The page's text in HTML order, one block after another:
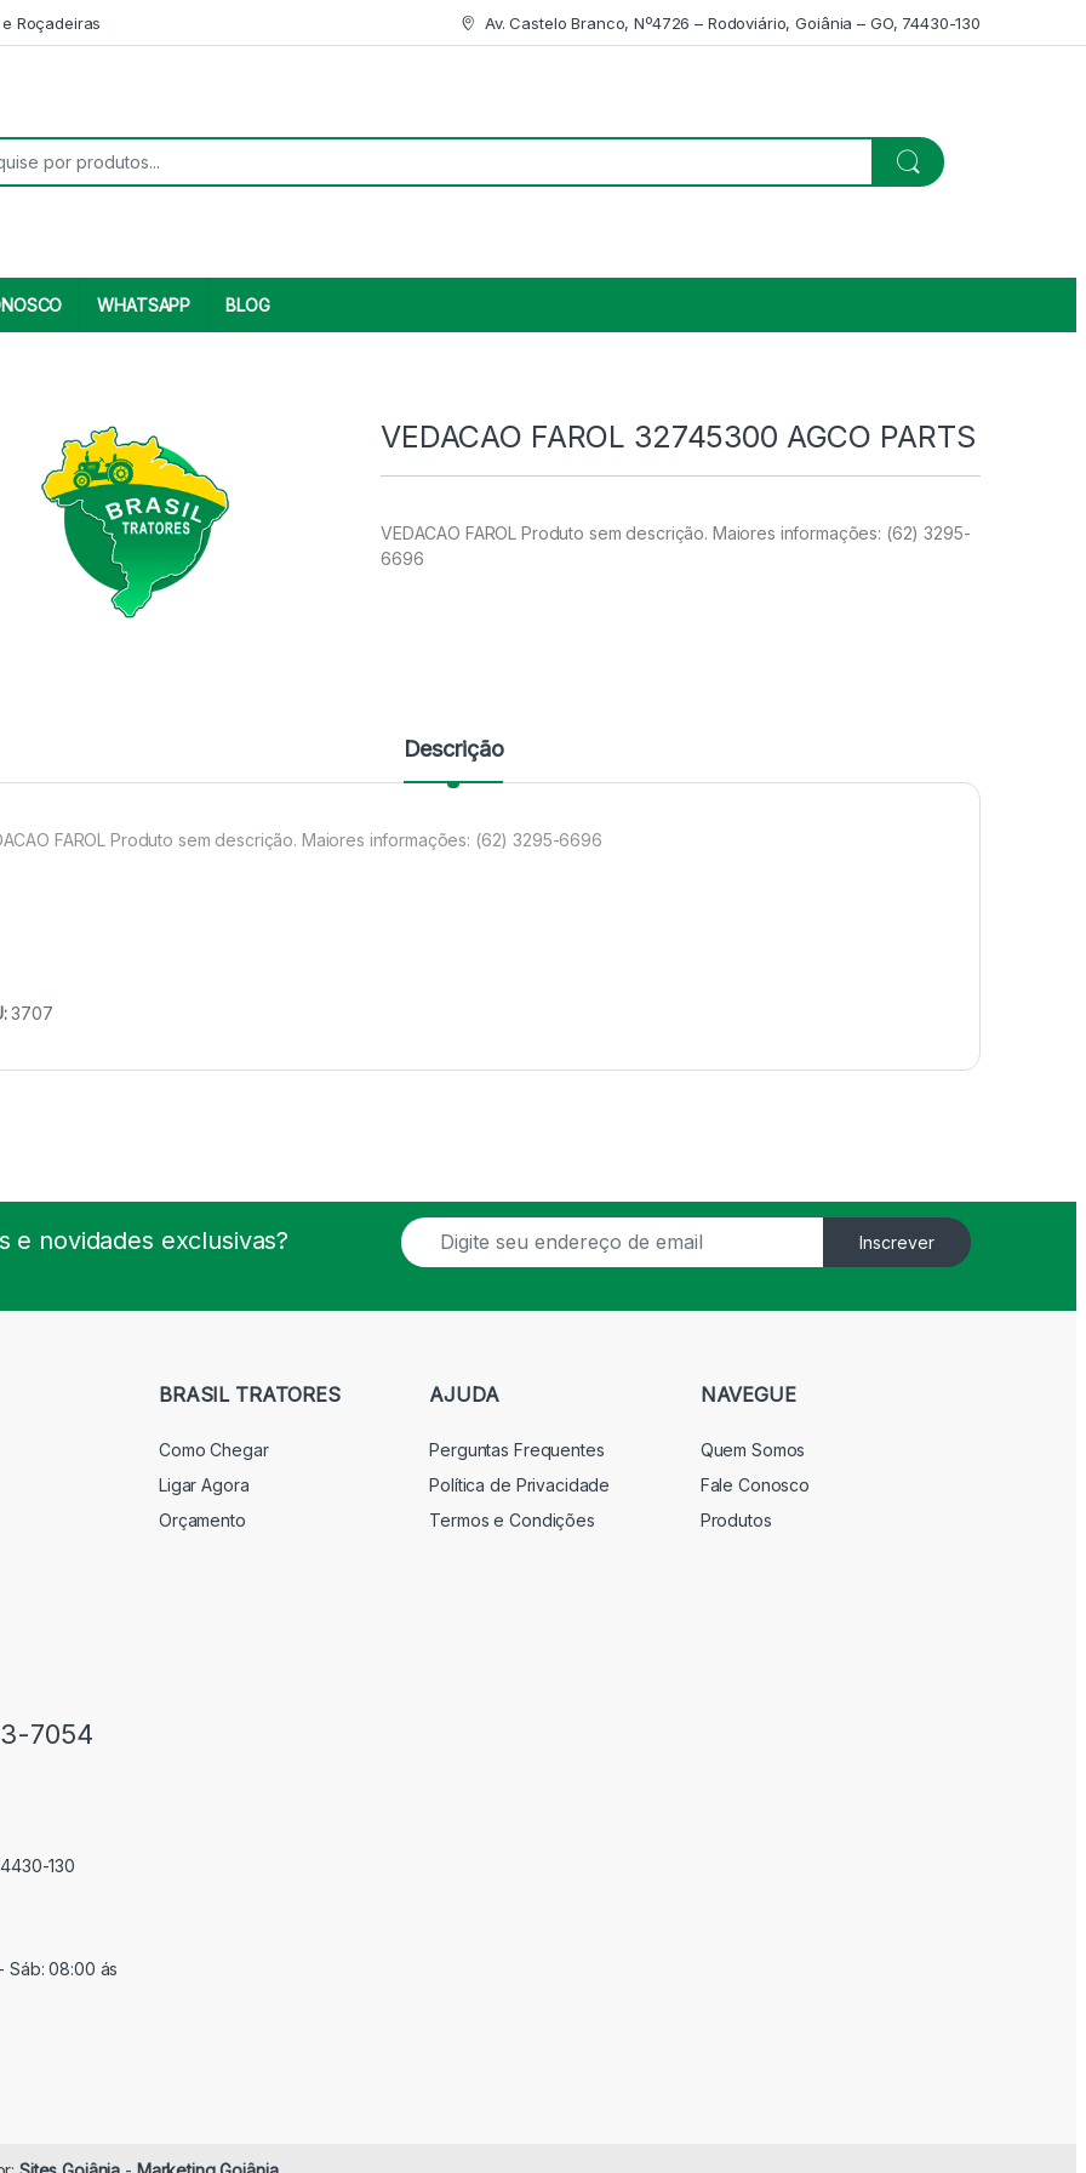
Roçadeiras Av. Castelo Branco, Nº4726 – Rodoviário, Goiânia – GO, 74430-130
WHATSAPP BLOG
VEDACAO FAROL 32745300 AGCO PARTS
VEDACAO FAROL Produto sem descrição. Maiores informações: (62) 3295-
6696
Descrição
FAROL Produto sem descrição. Maiores informações: (62) 3295-6696
3707
novidades exclusivas?
E
m
Inscrever
7054
130
Sáb: 08:00 ás
BRASIL TRATORES
Como Chegar
Ligar Agora
Orçamento
AJUDA
Perguntas Frequentes
Política de Privacidade
Termos e Condições
NAVEGUE
Quem Somos
Fale Conosco
Produtos